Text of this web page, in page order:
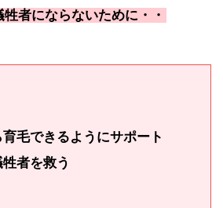
者にならないために・・
毛できるようにサポート
者を救う